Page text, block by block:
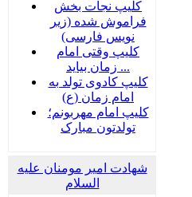
کلیپ نجات بخش
فراموش شده (زیر
نویس فارسی)
کلیپ وقتی امام
زمان بیاید ...
کلیپ کادوی تولد به
امام زمان (ع)
کلیپ امام مهربونم؛
تولدتون مبارک
شهادت امیر مومنان علیه
السلام